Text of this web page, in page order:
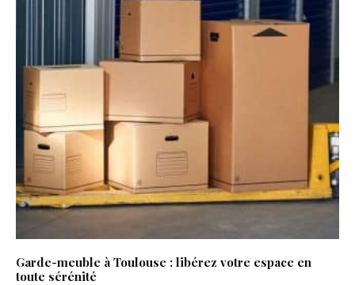
Garde-meuble à Toulouse : libérez votre espace en
toute sérénité